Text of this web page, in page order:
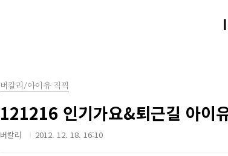
버칼리/아이유 직찍
121216 인기가요&퇴근길 아이
버칼리 2012. 12. 18. 16:10